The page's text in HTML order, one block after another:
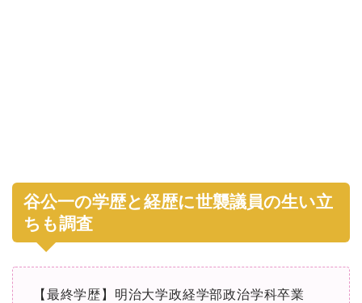
谷公一の学歴と経歴に世襲議員の生い立
ちも調査
【最終学歴】明治大学政経学部政治学科卒業